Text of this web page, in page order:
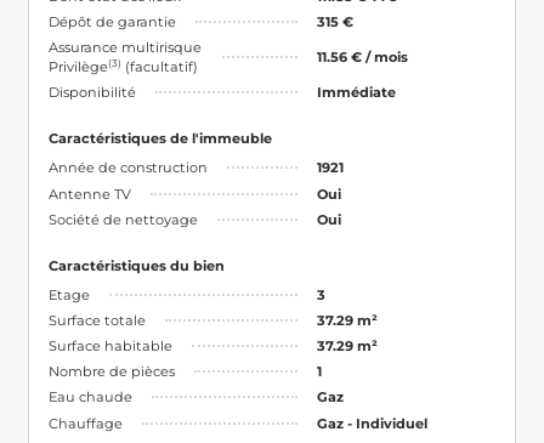
Dépôt de garantie
315 €
Assurance multirisque
Privilège(3) (facultatif)
11.56 € / mois
Disponibilité Immédiate
Caractéristiques de l'immeuble
Année de construction
1921
Antenne TV
Oui
Société de nettoyage
Oui
Caractéristiques du bien
Etage
3
Surface totale
37.29 m²
Surface habitable
37.29 m²
Nombre de pièces
1
Eau chaude
Gaz
Chauffage
Gaz - Individuel